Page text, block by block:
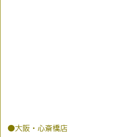
●大阪・心斎橋店